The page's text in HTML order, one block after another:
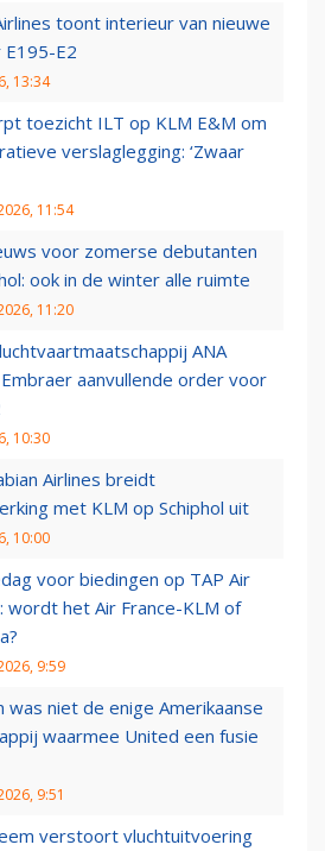
toont interieur van nieuwe
E195-E2
13:34
toezicht ILT op KLM E&M om
verslaglegging: ‘Zwaar
11:54
voor zomerse debutanten
ook in de winter alle ruimte
11:20
ANA
aanvullende order voor
10:30
Airlines breidt
met KLM op Schiphol uit
10:00
voor biedingen op TAP Air
wordt het Air France-KLM of
9:59
was niet de enige Amerikaanse
waarmee United een fusie
9:51
verstoort vluchtuitvoering